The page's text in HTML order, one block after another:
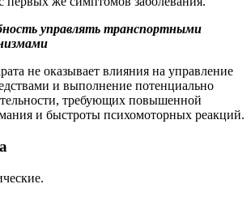
управлять транспортными
не оказывает влияния на управление
и выполнение потенциально
требующих повышенной
и быстроты психомоторных реакций.